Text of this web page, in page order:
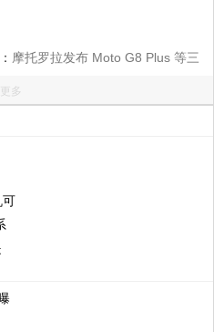
摩托罗拉发布 Moto G8 Plus 等三
更多
可